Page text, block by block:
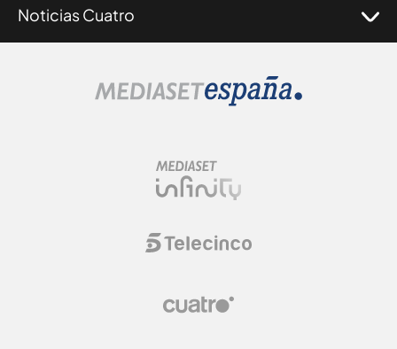
Noticias Cuatro